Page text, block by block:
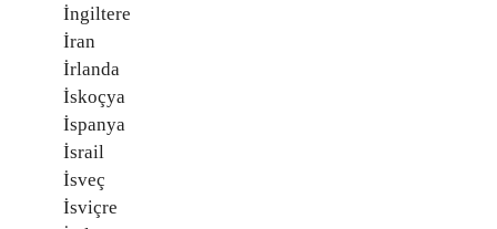
İngiltere
İran
İrlanda
İskoçya
İspanya
İsrail
İsveç
İsviçre